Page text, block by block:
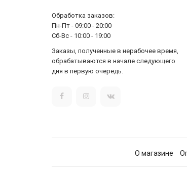
Обработка заказов:
Пн-Пт - 09:00 - 20:00
Сб-Вс - 10:00 - 19:00
Заказы, полученные в нерабочее время,
обрабатываются в начале следующего
дня в первую очередь.
О магазине